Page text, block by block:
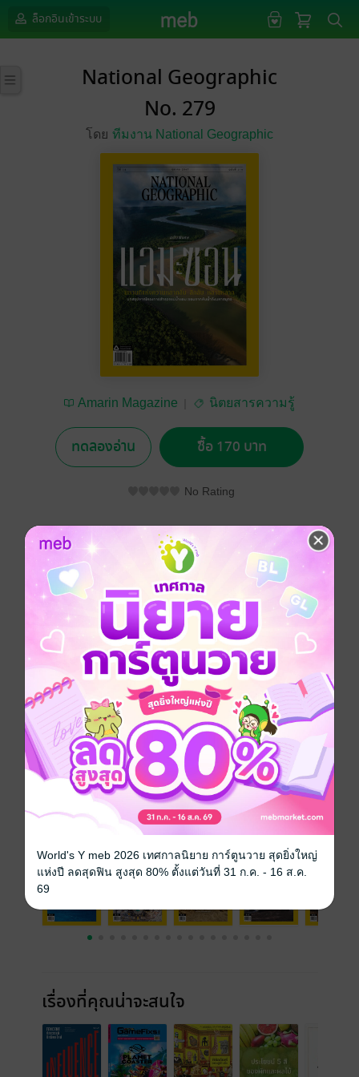
ล็อกอินเข้าระบบ
National Geographic
No. 279
โดย ทีมงาน National Geographic
Amarin Magazine นิตยสารความรู้
ทดลองอ่าน ซื้อ 170 บาท
No Rating
อยากได้ ซื้อเป็นของขวัญ แชร์
หนังสือแปล
ประเภทไฟล์ pdf
วันที่วางขาย 02 ตุลาคม 2567
ความยาว 140 หน้า
ราคาปก 170 บาท
ฉบับย้อนหลัง ดูทั้งหมด
เรื่องที่คุณน่าจะสนใจ
World's Y meb 2026 เทศกาลนิยาย การ์ตูนวาย สุดยิ่งใหญ่
แห่งปี ลดสุดฟิน สูงสุด 80% ตั้งแต่วันที่ 31 ก.ค. - 16 ส.ค.
69